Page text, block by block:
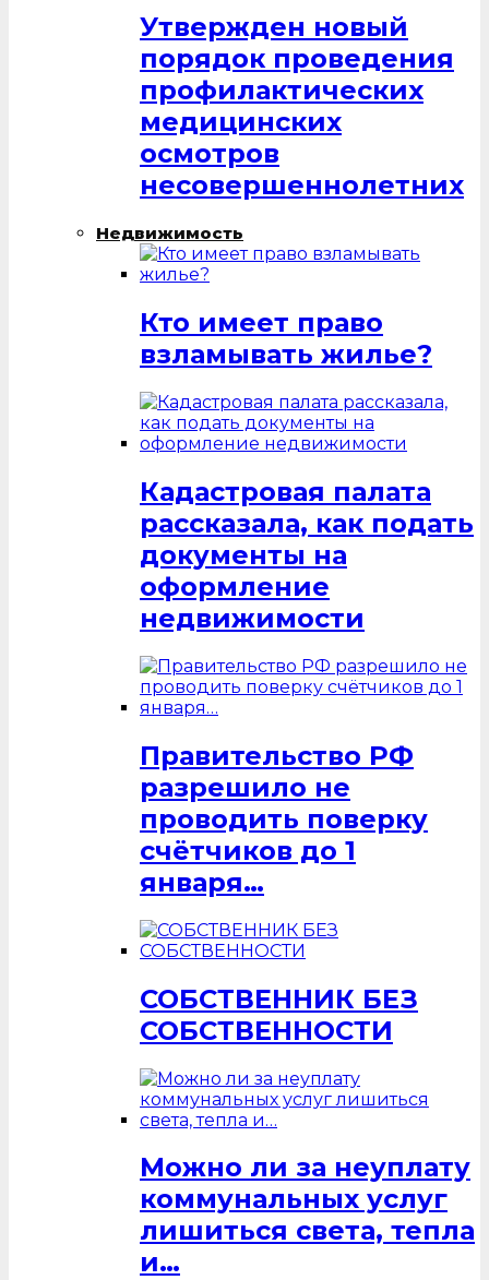
Утвержден новый
порядок проведения
профилактических
медицинских
осмотров
несовершеннолетних
Недвижимость
Кто имеет право
взламывать жилье?
Кадастровая палата
рассказала, как подать
документы на
оформление
недвижимости
Правительство РФ
разрешило не
проводить поверку
счётчиков до 1
января…
СОБСТВЕННИК БЕЗ
СОБСТВЕННОСТИ
Можно ли за неуплату
коммунальных услуг
лишиться света, тепла
и…